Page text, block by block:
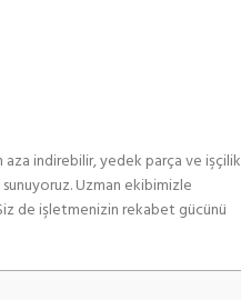
aza indirebilir, yedek parça ve işçilik
Uzman ekibimizle
de işletmenizin rekabet gücünü